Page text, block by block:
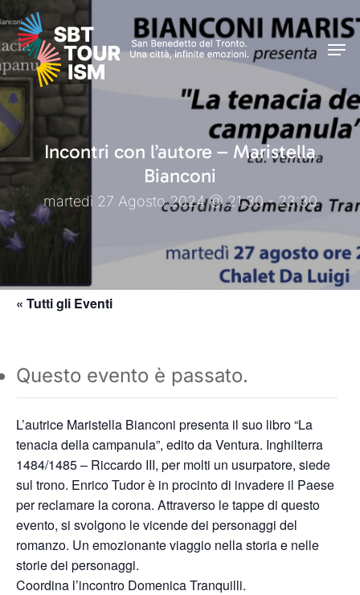
Skip
to
main
content
Incontri con l’autore – Maristella
Bianconi
martedì 27 Agosto 2024 @ 21:30 - 23:30
« Tutti gli Eventi
Questo evento è passato.
L’autrice Maristella Bianconi presenta il suo libro “La
tenacia della campanula”, edito da Ventura. Inghilterra
1484/1485 – Riccardo III, per molti un usurpatore, siede
sul trono. Enrico Tudor è in procinto di invadere il Paese
per reclamare la corona. Attraverso le tappe di questo
evento, si svolgono le vicende dei personaggi del
romanzo. Un emozionante viaggio nella storia e nelle
storie dei personaggi.
Coordina l’incontro Domenica Tranquilli.